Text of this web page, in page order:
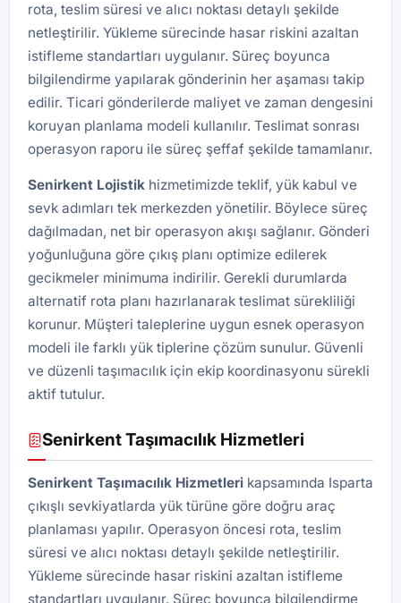
rota, teslim süresi ve alıcı noktası detaylı şekilde
netleştirilir. Yükleme sürecinde hasar riskini azaltan
istifleme standartları uygulanır. Süreç boyunca
bilgilendirme yapılarak gönderinin her aşaması takip
edilir. Ticari gönderilerde maliyet ve zaman dengesini
koruyan planlama modeli kullanılır. Teslimat sonrası
operasyon raporu ile süreç şeffaf şekilde tamamlanır.
Senirkent Lojistik hizmetimizde teklif, yük kabul ve
sevk adımları tek merkezden yönetilir. Böylece süreç
dağılmadan, net bir operasyon akışı sağlanır. Gönderi
yoğunluğuna göre çıkış planı optimize edilerek
gecikmeler minimuma indirilir. Gerekli durumlarda
alternatif rota planı hazırlanarak teslimat sürekliliği
korunur. Müşteri taleplerine uygun esnek operasyon
modeli ile farklı yük tiplerine çözüm sunulur. Güvenli
ve düzenli taşımacılık için ekip koordinasyonu sürekli
aktif tutulur.
Senirkent Taşımacılık Hizmetleri
Senirkent Taşımacılık Hizmetleri kapsamında Isparta
çıkışlı sevkiyatlarda yük türüne göre doğru araç
planlaması yapılır. Operasyon öncesi rota, teslim
süresi ve alıcı noktası detaylı şekilde netleştirilir.
Yükleme sürecinde hasar riskini azaltan istifleme
standartları uygulanır. Süreç boyunca bilgilendirme